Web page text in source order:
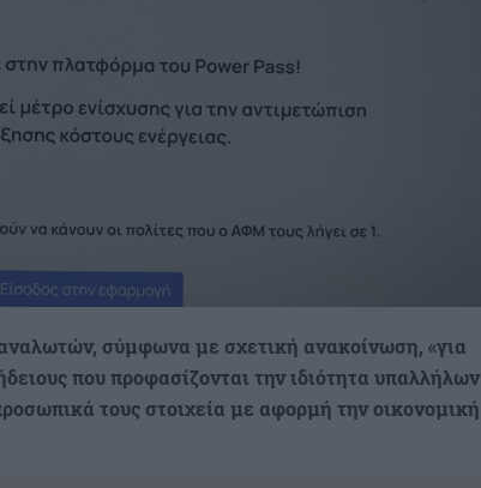
σύμφωνα με σχετική ανακοίνωση, «για
που προφασίζονται την ιδιότητα υπαλλήλων
τους στοιχεία με αφορμή την οικονομική